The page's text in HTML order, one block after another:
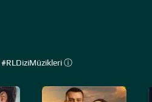
#RLDiziMüzikleri ⓘ